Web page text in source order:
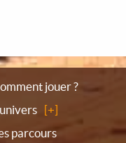
jouer ?
parcours